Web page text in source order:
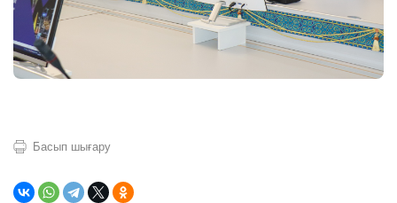
Басып шығару